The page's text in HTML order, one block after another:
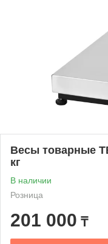
Весы товарные
кг
В наличии
Розница
201 000 ₸